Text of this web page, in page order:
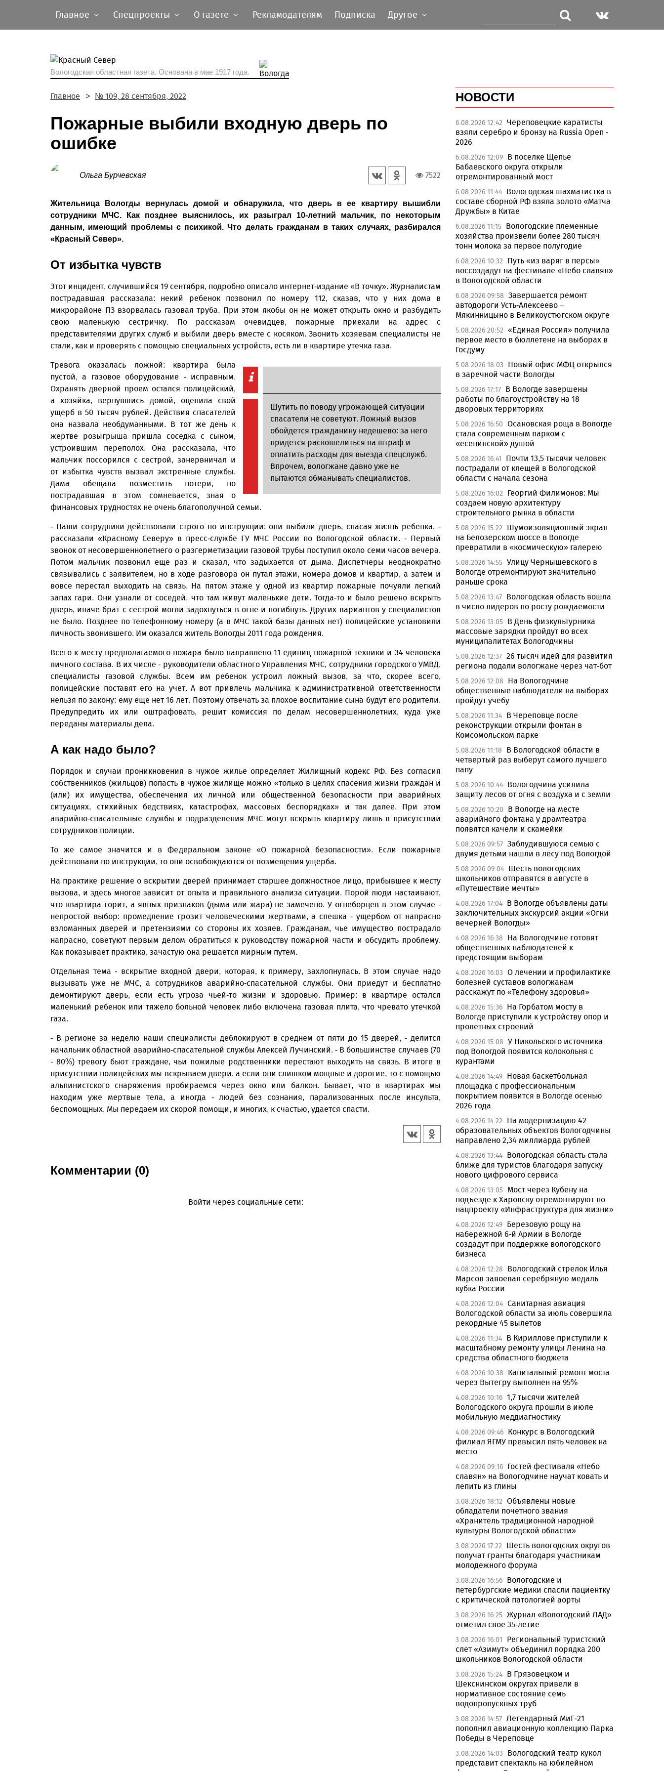
Главное Спецпроекты О газете Рекламодателям Подписка Другое
Вологодская областная газета. Основана в мае 1917 года.
Главное № 109, 28 сентября, 2022
Пожарные выбили входную дверь по
ошибке
Ольга Бурчевская 7522
Жительница Вологды вернулась домой и обнаружила, что дверь в ее квартиру вышибли
сотрудники МЧС. Как позднее выяснилось, их разыграл 10-летний мальчик, по некоторым
данным, имеющий проблемы с психикой. Что делать гражданам в таких случаях, разбирался
«Красный Север».
От избытка чувств
Этот инцидент, случившийся 19 сентяб­ря, подробно описало интернет-издание «В точку». Журналистам
пострадавшая рассказала: некий ребенок позвонил по номеру 112, сказав, что у них дома в
микрорайоне ПЗ взорвалась газовая труба. При этом якобы он не может открыть окно и разбудить
свою маленькую сестричку. По рассказам очевидцев, пожарные приехали на адрес с
представителями других служб и выбили дверь вместе с косяком. Звонить хозяевам специалисты не
стали, как и проверять с помощью специальных устройств, есть ли в квартире утечка газа.
Шутить по поводу угрожающей ситуации
спасатели не советуют. Ложный вызов
обойдется гражданину недешево: за него
придется раскошелиться на штраф и
оплатить расходы для выезда спецслужб.
Впрочем, вологжане давно уже не
пытаются обманывать специалистов.
Тревога оказалась ложной: квартира была
пустой, а газовое оборудование - исправным.
Охранять дверной проем остался полицейский,
а хозяйка, вернувшись домой, оценила свой
ущерб в 50 тысяч рублей. Действия спасателей
она назвала необдуманными. В тот же день к
жертве розыгрыша пришла соседка с сыном,
устроившим переполох. Она рассказала, что
мальчик поссорился с сестрой, занервничал и
от избытка чувств вызвал экстренные службы.
Дама обещала возместить потери, но
пострадавшая в этом сомневается, зная о
финансовых трудностях не очень благополучной семьи.
- Наши сотрудники действовали строго по инструкции: они выбили дверь, спасая жизнь ребенка, -
рассказали «Красному Северу» в пресс-службе ГУ МЧС России по Вологодской области. - Первый
звонок от несовершеннолетнего о разгерметизации газовой трубы поступил около семи часов вечера.
Потом мальчик позвонил еще раз и сказал, что задыхается от дыма. Диспетчеры неоднократно
связывались с заявителем, но в ходе разговора он путал этажи, номера домов и квартир, а затем и
вовсе перестал выходить на связь. На пятом этаже у одной из квартир пожарные почуяли легкий
запах гари. Они узнали от соседей, что там живут маленькие дети. Тогда-то и было решено вскрыть
дверь, иначе брат с сестрой могли задохнуться в огне и погибнуть. Других вариантов у специалистов
не было. Позднее по телефонному номеру (а в МЧС такой базы данных нет) полицейские установили
личность звонившего. Им оказался житель Вологды 2011 года рождения.
Всего к месту предполагаемого пожара было направлено 11 единиц пожарной техники и 34 человека
личного состава. В их числе - руководители областного Управления МЧС, сотрудники городского УМВД,
специалисты газовой службы. Всем им ребенок устроил ложный вызов, за что, скорее всего,
полицейские поставят его на учет. А вот привлечь мальчика к административной ответственности
нельзя по закону: ему еще нет 16 лет. Поэтому отвечать за плохое воспитание сына будут его родители.
Предупредить их или оштрафовать, решит комиссия по делам несовершеннолетних, куда уже
переданы материалы дела.
А как надо было?
Порядок и случаи проникновения в чужое жилье определяет Жилищный кодекс РФ. Без согласия
собственников (жильцов) попасть в чужое жилище можно «только в целях спасения жизни граждан и
(или) их имущества, обеспечения их личной или общественной безопасности при аварийных
ситуациях, стихийных бедствиях, катастрофах, массовых беспорядках» и так далее. При этом
аварийно-спасательные службы и подразделения МЧС могут вскрыть квартиру лишь в присутствии
сотрудников полиции.
То же самое значится и в Федеральном законе «О пожарной безопасности». Если пожарные
действовали по инструкции, то они освобождаются от возмещения ущерба.
На практике решение о вскрытии дверей принимает старшее должностное лицо, прибывшее к месту
вызова, и здесь многое зависит от опыта и правильного анализа ситуации. Порой люди настаивают,
что квартира горит, а явных признаков (дыма или жара) не замечено. У огнеборцев в этом случае -
непростой выбор: промедление грозит человеческими жертвами, а спешка - ущербом от напрасно
взломанных дверей и претензиями со стороны их хозяев. Гражданам, чье имущество пострадало
напрасно, советуют первым делом обратиться к руководству пожарной части и обсудить проблему.
Как показывает практика, зачастую она решается мирным путем.
Отдельная тема - вскрытие входной двери, которая, к примеру, захлопнулась. В этом случае надо
вызывать уже не МЧС, а сотрудников аварийно-спасательной службы. Они приедут и бесплатно
демонтируют дверь, если есть угроза чьей-то жизни и здоровью. Пример: в квартире остался
маленький ребенок или тяжело больной человек либо включена газовая плита, что чревато утечкой
газа.
- В регионе за неделю наши специалисты деблокируют в среднем от пяти до 15 дверей, - делится
начальник областной аварийно-спасательной службы Алексей Лучинский. - В большинстве случаев (70
- 80%) тревогу бьют граждане, чьи пожилые родственники перестают выходить на связь. В итоге в
присутствии полицейских мы вскрываем двери, а если они слишком мощные и дорогие, то с помощью
альпинистского снаряжения пробираемся через окно или балкон. Бывает, что в квартирах мы
находим уже мертвые тела, а иногда - людей без сознания, парализованных после инсульта,
беспомощных. Мы передаем их скорой помощи, и многих, к счастью, удается спасти.
Комментарии (0)
Войти через социальные сети:
НОВОСТИ
6.08.2026 12:42 Череповецкие каратисты
взяли серебро и бронзу на Russia Open -
2026
6.08.2026 12:09 В поселке Щепье
Бабаевского округа открыли
отремонтированный мост
6.08.2026 11:44 Вологодская шахматистка в
составе сборной РФ взяла золото «Матча
Дружбы» в Китае
6.08.2026 11:15 Вологодские племенные
хозяйства произвели более 280 тысяч
тонн молока за первое полугодие
6.08.2026 10:32
Путь «из варяг в персы»
воссоздадут на фестивале «Небо славян»
в Вологодской области
6.08.2026 09:58 Завершается ремонт
автодороги Усть-Алексеево –
Мякинницыно в Великоустюгском округе
5.08.2026 20:52 «Единая Россия» получила
первое место в бюллетене на выборах в
Госдуму
5.08.2026 18:03
Новый офис МФЦ открылся
в заречной части Вологды
5.08.2026 17:17 В Вологде завершены
работы по благоустройству на 18
дворовых территориях
5.08.2026 16:50 Осановская роща в Вологде
стала современным парком с
«есенинской» душой
5.08.2026 16:41
Почти 13,5 тысячи человек
пострадали от клещей в Вологодской
области с начала сезона
5.08.2026 16:02
Георгий Филимонов: Мы
создаем новую архитектуру
строительного рынка в области
5.08.2026 15:22
Шумоизоляционный экран
на Белозерском шоссе в Вологде
превратили в «космическую» галерею
5.08.2026 14:55 Улицу Чернышевского в
Вологде отремонтируют значительно
раньше срока
5.08.2026 13:47 Вологодская область вошла
в число лидеров по росту рождаемости
5.08.2026 13:05 В День физкультурника
массовые зарядки пройдут во всех
муниципалитетах Вологодчины
5.08.2026 12:37 26 тысяч идей для развития
региона подали вологжане через чат-бот
5.08.2026 12:08
На Вологодчине
общественные наблюдатели на выборах
пройдут учебу
5.08.2026 11:34 В Череповце после
реконструкции открыли фонтан в
Комсомольском парке
5.08.2026 11:18
В Вологодской области в
четвертый раз выберут самого лучшего
папу
5.08.2026 10:44 Вологодчина усилила
защиту лесов от огня с воздуха и с земли
5.08.2026 10:20
В Вологде на месте
аварийного фонтана у драмтеатра
появятся качели и скамейки
5.08.2026 09:57 Заблудившуюся семью с
двумя детьми нашли в лесу под Вологдой
5.08.2026 09:04 Шесть вологодских
школьников отправятся в августе в
«Путешествие мечты»
4.08.2026 17:04 В Вологде объявлены даты
заключительных экскурсий акции «Огни
вечерней Вологды»
4.08.2026 16:38
На Вологодчине готовят
общественных наблюдателей к
предстоящим выборам
4.08.2026 16:03 О лечении и профилактике
болезней суставов вологжанам
расскажут по «Телефону здоровья»
4.08.2026 15:36 На Горбатом мосту в
Вологде приступили к устройству опор и
пролетных строений
4.08.2026 15:08 У Никольского источника
под Вологдой появится колокольня с
курантами
4.08.2026 14:49 Новая баскетбольная
площадка с профессиональным
покрытием появится в Вологде осенью
2026 года
4.08.2026 14:22
На модернизацию 42
образовательных объектов Вологодчины
направлено 2,34 миллиарда рублей
4.08.2026 13:44 Вологодская область стала
ближе для туристов благодаря запуску
нового цифрового сервиса
4.08.2026 13:05 Мост через Кубену на
подъезде к Харовску отремонтируют по
нацпроекту «Инфраструктура для жизни»
4.08.2026 12:49 Березовую рощу на
набережной 6-й Армии в Вологде
создадут при поддержке вологодского
бизнеса
4.08.2026 12:28
Вологодский стрелок Илья
Марсов завоевал серебряную медаль
кубка России
4.08.2026 12:04 Санитарная авиация
Вологодской области за июль совершила
рекордные 45 вылетов
4.08.2026 11:34 В Кириллове приступили к
масштабному ремонту улицы Ленина на
средства областного бюджета
4.08.2026 10:38
Капитальный ремонт моста
через Вытегру выполнен на 95%
4.08.2026 10:16 1,7 тысячи жителей
Вологодского округа прошли в июле
мобильную меддиагностику
4.08.2026 09:46 Конкурс в Вологодский
филиал ЯГМУ превысил пять человек на
место
4.08.2026 09:16 Гостей фестиваля «Небо
славян» на Вологодчине научат ковать и
лепить из глины
3.08.2026 18:12 Объявлены новые
обладатели почетного звания
«Хранитель традиционной народной
культуры Вологодской области»
3.08.2026 17:22
Шесть вологодских округов
получат гранты благодаря участникам
молодежного форума
3.08.2026 16:56 Вологодские и
петербургские медики спасли пациентку
с критической патологией аорты
3.08.2026 16:25 Журнал «Вологодский ЛАД»
отметил свое 35-летие
3.08.2026 16:01
Региональный туристский
слет «Азимут» объединил порядка 200
школьников Вологодской области
3.08.2026 15:24 В Грязовецком и
Шекснинском округах привели в
нормативное состояние семь
водопропускных труб
3.08.2026 14:57 Легендарный МиГ-21
пополнил авиационную коллекцию Парка
Победы в Череповце
3.08.2026 14:03
Вологодский театр кукол
представит спектакль на юбилейном